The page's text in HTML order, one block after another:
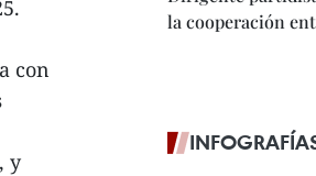
con
y
la cooperación